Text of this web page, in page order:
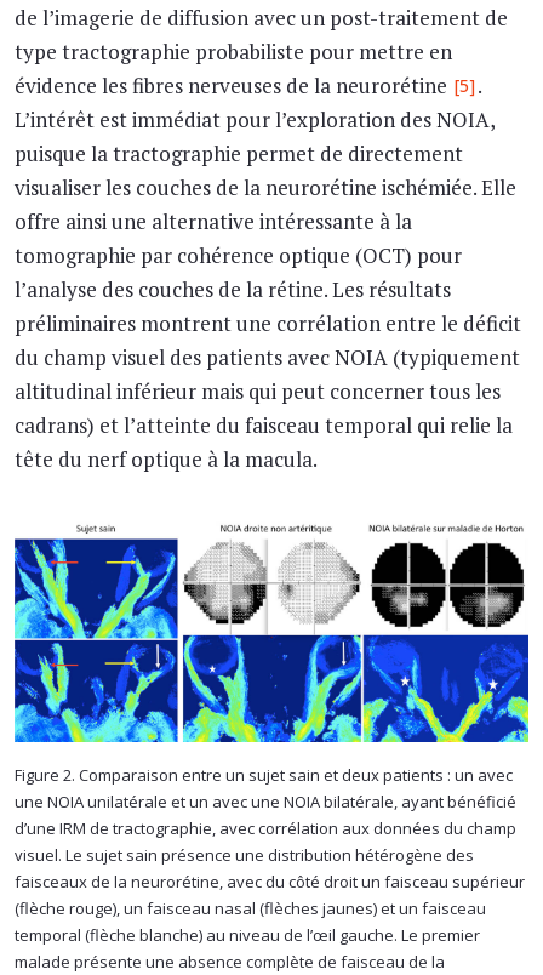
de l’imagerie de diffusion avec un post-traitement de
type tractographie probabiliste pour mettre en
évidence les fibres nerveuses de la neurorétine [5].
L’intérêt est immédiat pour l’exploration des NOIA,
puisque la tractographie permet de directement
visualiser les couches de la neurorétine ischémiée. Elle
offre ainsi une alternative intéressante à la
tomographie par cohérence optique (OCT) pour
l’analyse des couches de la rétine. Les résultats
préliminaires montrent une corrélation entre le déficit
du champ visuel des patients avec NOIA (typiquement
altitudinal inférieur mais qui peut concerner tous les
cadrans) et l’atteinte du faisceau temporal qui relie la
tête du nerf optique à la macula.
Figure 2. Comparaison entre un sujet sain et deux patients : un avec
une NOIA unilatérale et un avec une NOIA bilatérale, ayant bénéficié
d’une IRM de tractographie, avec corrélation aux données du champ
visuel. Le sujet sain présence une distribution hétérogène des
faisceaux de la neurorétine, avec du côté droit un faisceau supérieur
(flèche rouge), un faisceau nasal (flèches jaunes) et un faisceau
temporal (flèche blanche) au niveau de l’œil gauche. Le premier
malade présente une absence complète de faisceau de la